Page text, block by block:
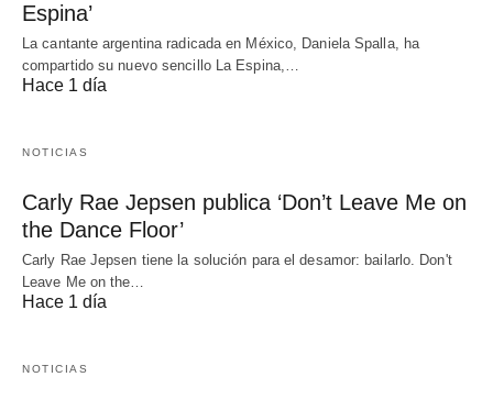
Espina’
La cantante argentina radicada en México, Daniela Spalla, ha
compartido su nuevo sencillo La Espina,…
Hace 1 día
NOTICIAS
Carly Rae Jepsen publica ‘Don’t Leave Me on
the Dance Floor’
Carly Rae Jepsen tiene la solución para el desamor: bailarlo. Don't
Leave Me on the…
Hace 1 día
NOTICIAS